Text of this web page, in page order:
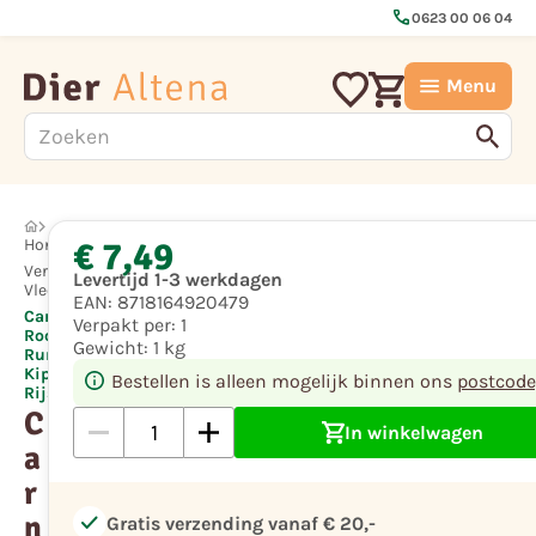
call0623 00 06 04
Menu
Hond
Vers
Vlees
Carnibest
Rood
Rundvlees,
Kip en
Rijst 1 Kg
C
a
r
n
€ 7,49
Levertijd 1-3 werkdagen
EAN: 8718164920479
Verpakt per: 1
Gewicht: 1 kg
Bestellen is alleen mogelijk binnen ons
In winkelwagen
check Gratis verzending vanaf € 20,-